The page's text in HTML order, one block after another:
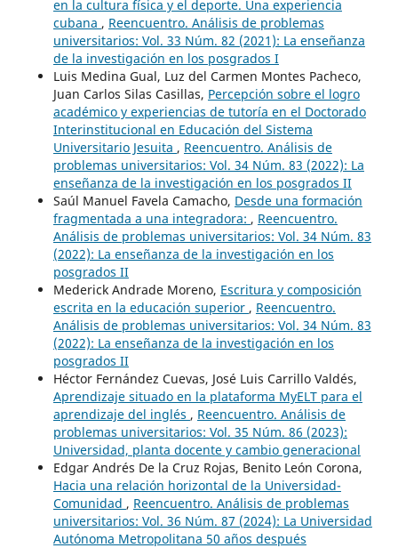
en la cultura física y el deporte. Una experiencia
cubana , Reencuentro. Análisis de problemas
universitarios: Vol. 33 Núm. 82 (2021): La enseñanza
de la investigación en los posgrados I
Luis Medina Gual, Luz del Carmen Montes Pacheco,
Juan Carlos Silas Casillas, Percepción sobre el logro
académico y experiencias de tutoría en el Doctorado
Interinstitucional en Educación del Sistema
Universitario Jesuita , Reencuentro. Análisis de
problemas universitarios: Vol. 34 Núm. 83 (2022): La
enseñanza de la investigación en los posgrados II
Saúl Manuel Favela Camacho, Desde una formación
fragmentada a una integradora: , Reencuentro.
Análisis de problemas universitarios: Vol. 34 Núm. 83
(2022): La enseñanza de la investigación en los
posgrados II
Mederick Andrade Moreno, Escritura y composición
escrita en la educación superior , Reencuentro.
Análisis de problemas universitarios: Vol. 34 Núm. 83
(2022): La enseñanza de la investigación en los
posgrados II
Héctor Fernández Cuevas, José Luis Carrillo Valdés,
Aprendizaje situado en la plataforma MyELT para el
aprendizaje del inglés , Reencuentro. Análisis de
problemas universitarios: Vol. 35 Núm. 86 (2023):
Universidad, planta docente y cambio generacional
Edgar Andrés De la Cruz Rojas, Benito León Corona,
Hacia una relación horizontal de la Universidad-
Comunidad , Reencuentro. Análisis de problemas
universitarios: Vol. 36 Núm. 87 (2024): La Universidad
Autónoma Metropolitana 50 años después